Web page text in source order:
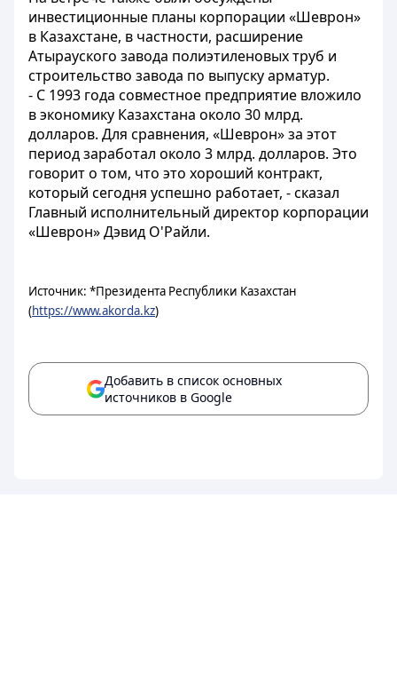
инвестиционные планы корпорации «Шеврон»
в Казахстане, в частности, расширение
Атырауского завода полиэтиленовых труб и
строительство завода по выпуску арматур.
- С 1993 года совместное предприятие вложило
в экономику Казахстана около 30 млрд.
долларов. Для сравнения, «Шеврон» за этот
период заработал около 3 млрд. долларов. Это
говорит о том, что это хороший контракт,
который сегодня успешно работает, - сказал
Главный исполнительный директор корпорации
«Шеврон» Дэвид О'Райли.
Источник: *Президента Республики Казахстан
(https://www.akorda.kz)
Добавить в список основных
источников в Google